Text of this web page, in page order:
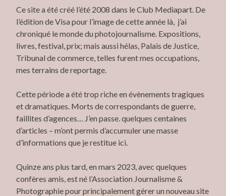
Ce site a été créé l’été 2008 dans le Club Mediapart. De
l’édition de Visa pour l’image de cette année là, j’ai
chroniqué le monde du photojournalisme. Expositions,
livres, festival, prix; mais aussi hélas, Palais de Justice,
Tribunal de commerce, telles furent mes occupations,
mes terrains de reportage.
Cette période a été trop riche en évènements tragiques
et dramatiques. Morts de correspondants de guerre,
faillites d’agences… J’en passe. quelques centaines
d’articles – m’ont permis d’accumuler une masse
d’informations que je restitue ici.
Quinze ans plus tard, en mars 2023, avec quelques
confères amis, est né l’Association Journalisme &
Photographie pour principalement gérer un nouveau site